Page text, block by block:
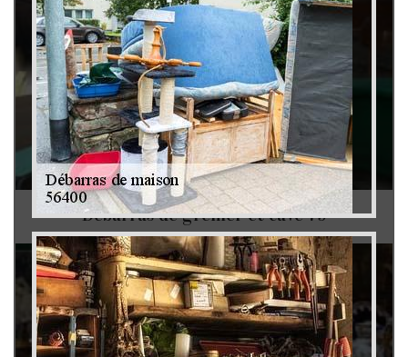
Débarras de grenier et cave 79